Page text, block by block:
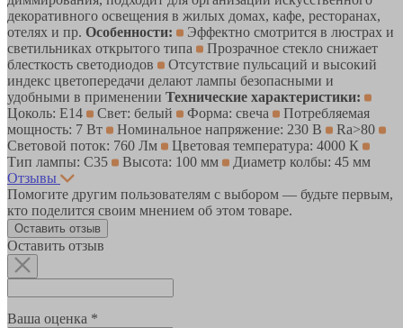
декоративного освещения в жилых домах, кафе, ресторанах,
отелях и пр. Особенности:
Эффектно смотрится в люстрах и
светильниках открытого типа
Прозрачное стекло снижает
блесткость светодиодов
Отсутствие пульсаций и высокий
индекс цветопередачи делают лампы безопасными и
удобными в применении Технические характеристики:
Цоколь: Е14
Свет: белый Форма: свеча
Потребляемая
мощность: 7 Вт
Номинальное напряжение: 230 В
Ra>80
Световой поток: 760 Лм
Цветовая температура: 4000 К
Тип лампы: С35
Высота: 100 мм
Диаметр колбы: 45 мм
Отзывы
Помогите другим пользователям с выбором — будьте первым,
кто поделится своим мнением об этом товаре.
Оставить отзыв
Оставить отзыв
Ваша оценка *